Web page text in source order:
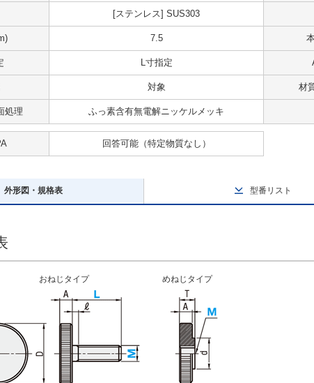
[ステンレス] SUS303
7.5
L寸指定
対象 材
処理 ふっ素含有無電解ニッケルメッキ
回答可能（特定物質なし）
外形図・規格表 型番リスト
おねじタイプ めねじタイプ